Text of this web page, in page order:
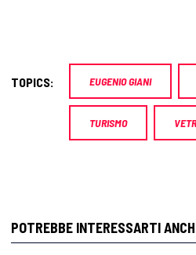
TOPICS: EUGENIO GIANI
TURISMO
POTREBBE INTERESSARTI